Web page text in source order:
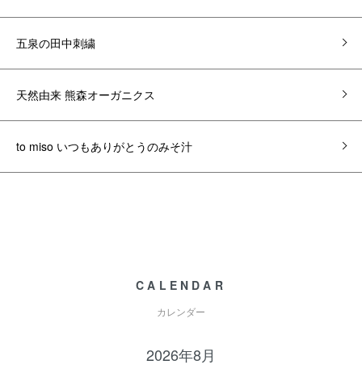
五泉の田中刺繍
天然由来 熊森オーガニクス
to miso いつもありがとうのみそ汁
CALENDAR
カレンダー
2026年8月